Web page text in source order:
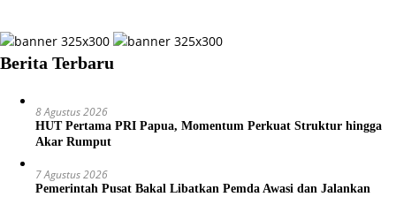
Berita Terbaru
8 Agustus 2026
HUT Pertama PRI Papua, Momentum Perkuat Struktur hingga
Akar Rumput
7 Agustus 2026
Pemerintah Pusat Bakal Libatkan Pemda Awasi dan Jalankan